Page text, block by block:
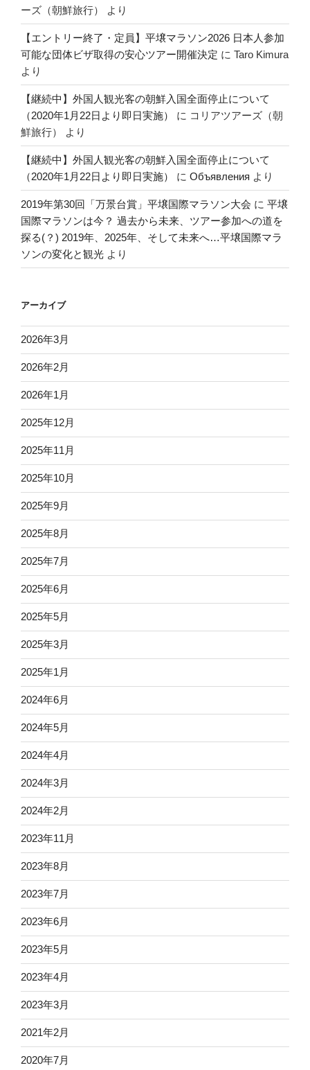
ーズ（朝鮮旅行） より
【エントリー終了・定員】平壌マラソン2026 日本人参加
可能な団体ビザ取得の安心ツアー開催決定 に Taro Kimura
より
【継続中】外国人観光客の朝鮮入国全面停止について
（2020年1月22日より即日実施）
に コリアツアーズ（朝
鮮旅行）
より
【継続中】外国人観光客の朝鮮入国全面停止について
（2020年1月22日より即日実施）
に Объявления より
2019年第30回「万景台賞」平壌国際マラソン大会 に 平壌
国際マラソンは今？ 過去から未来、ツアー参加への道を
探る(？) 2019年、2025年、そして未来へ…平壌国際マラ
ソンの変化と観光 より
アーカイブ
2026年3月
2026年2月
2026年1月
2025年12月
2025年11月
2025年10月
2025年9月
2025年8月
2025年7月
2025年6月
2025年5月
2025年3月
2025年1月
2024年6月
2024年5月
2024年4月
2024年3月
2024年2月
2023年11月
2023年8月
2023年7月
2023年6月
2023年5月
2023年4月
2023年3月
2021年2月
2020年7月